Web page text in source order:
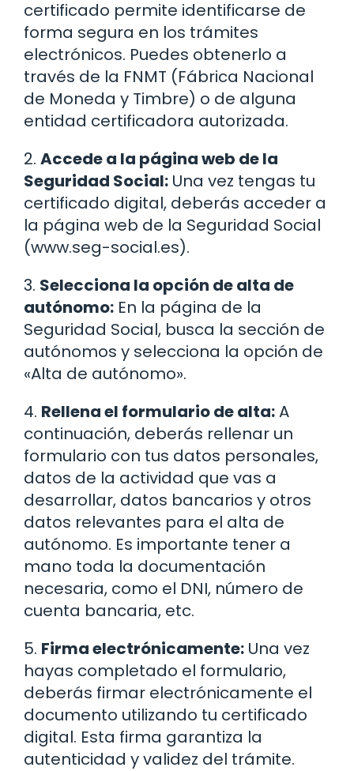
certificado permite identificarse de
forma segura en los trámites
electrónicos. Puedes obtenerlo a
través de la FNMT (Fábrica Nacional
de Moneda y Timbre) o de alguna
entidad certificadora autorizada.
2. Accede a la página web de la
Seguridad Social: Una vez tengas tu
certificado digital, deberás acceder a
la página web de la Seguridad Social
(www.seg-social.es).
3. Selecciona la opción de alta de
autónomo: En la página de la
Seguridad Social, busca la sección de
autónomos y selecciona la opción de
«Alta de autónomo».
4. Rellena el formulario de alta:A
continuación, deberás rellenar un
formulario con tus datos personales,
datos de la actividad que vas a
desarrollar, datos bancarios y otros
datos relevantes para el alta de
autónomo. Es importante tener a
mano toda la documentación
necesaria, como el DNI, número de
cuenta bancaria, etc.
5. Firma electrónicamente: Una vez
hayas completado el formulario,
deberás firmar electrónicamente el
documento utilizando tu certificado
digital. Esta firma garantiza la
autenticidad y validez del trámite.